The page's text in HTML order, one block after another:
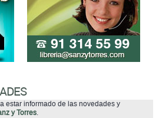
estar informado de las novedades y
y Torres.